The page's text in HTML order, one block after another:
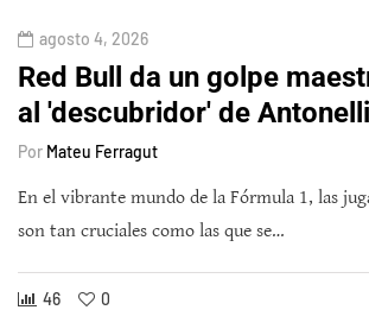
agosto 4, 2026
Red Bull da un golpe
al 'descubridor' de Antonelli
Por Mateu Ferragut
En el vibrante mundo de la Fórmula 1, las
son tan cruciales como las que se…
46 0